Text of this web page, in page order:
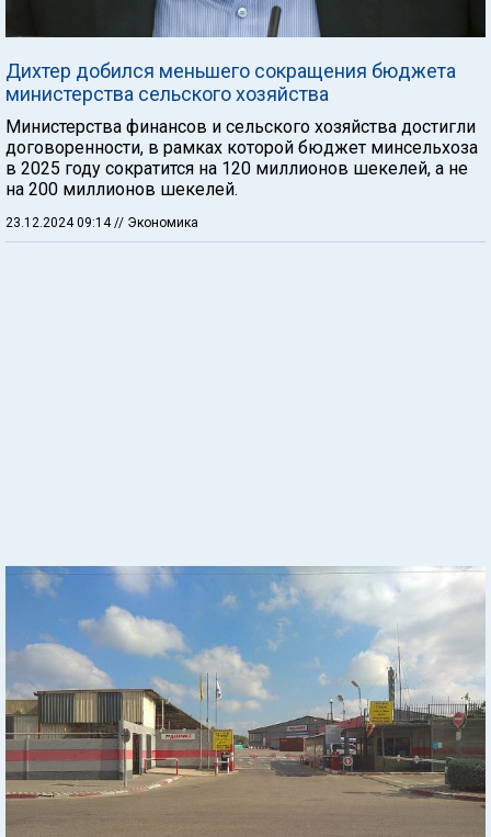
Дихтер добился меньшего сокращения бюджета
министерства сельского хозяйства
Министерства финансов и сельского хозяйства достигли
договоренности, в рамках которой бюджет минсельхоза
в 2025 году сократится на 120 миллионов шекелей, а не
на 200 миллионов шекелей.
23.12.2024 09:14// Экономика